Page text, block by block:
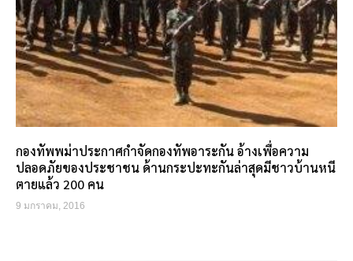
กองทัพพม่าประกาศกำจัดกองทัพอาระกัน อ้างเพื่อความ
ปลอดภัยของประชาชน ด้านกระปะทะกันล่าสุดมีชาวบ้านหนี
ตายแล้ว 200 คน
9 มกราคม, 2016